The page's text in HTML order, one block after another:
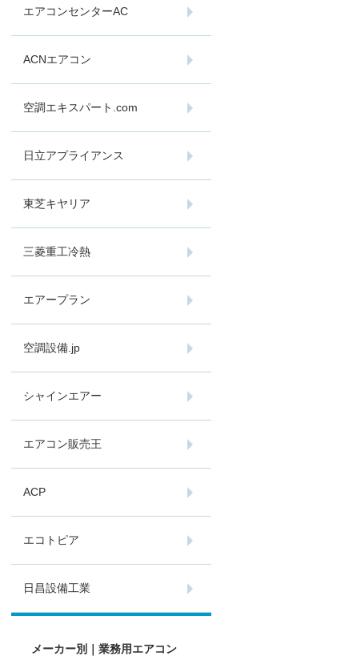
エアコンセンターAC
ACNエアコン
空調エキスパート.com
日立アプライアンス
東芝キヤリア
三菱重工冷熱
エアープラン
空調設備.jp
シャインエアー
エアコン販売王
ACP
エコトピア
日昌設備工業
メーカー別｜業務用エアコン